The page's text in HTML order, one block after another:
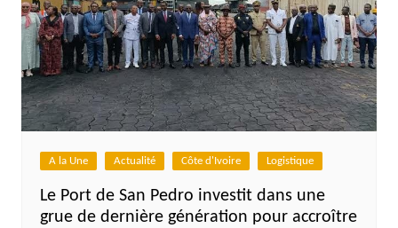
A la Une Actualité Côte d'Ivoire Logistique
Le Port de San Pedro investit dans une
grue de dernière génération pour accroître